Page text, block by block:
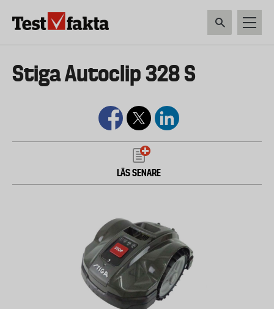
Huvudmeny
ny
Stiga Autoclip 328 S
LÄS SENARE